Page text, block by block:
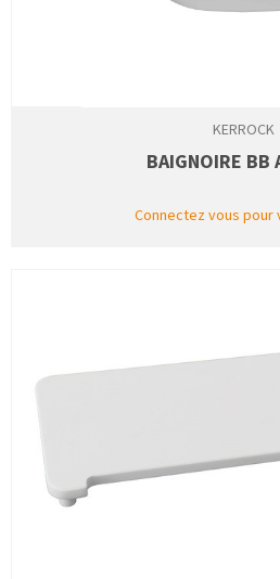
KERROCK
BAIGNOIRE BB
Connectez vous pour